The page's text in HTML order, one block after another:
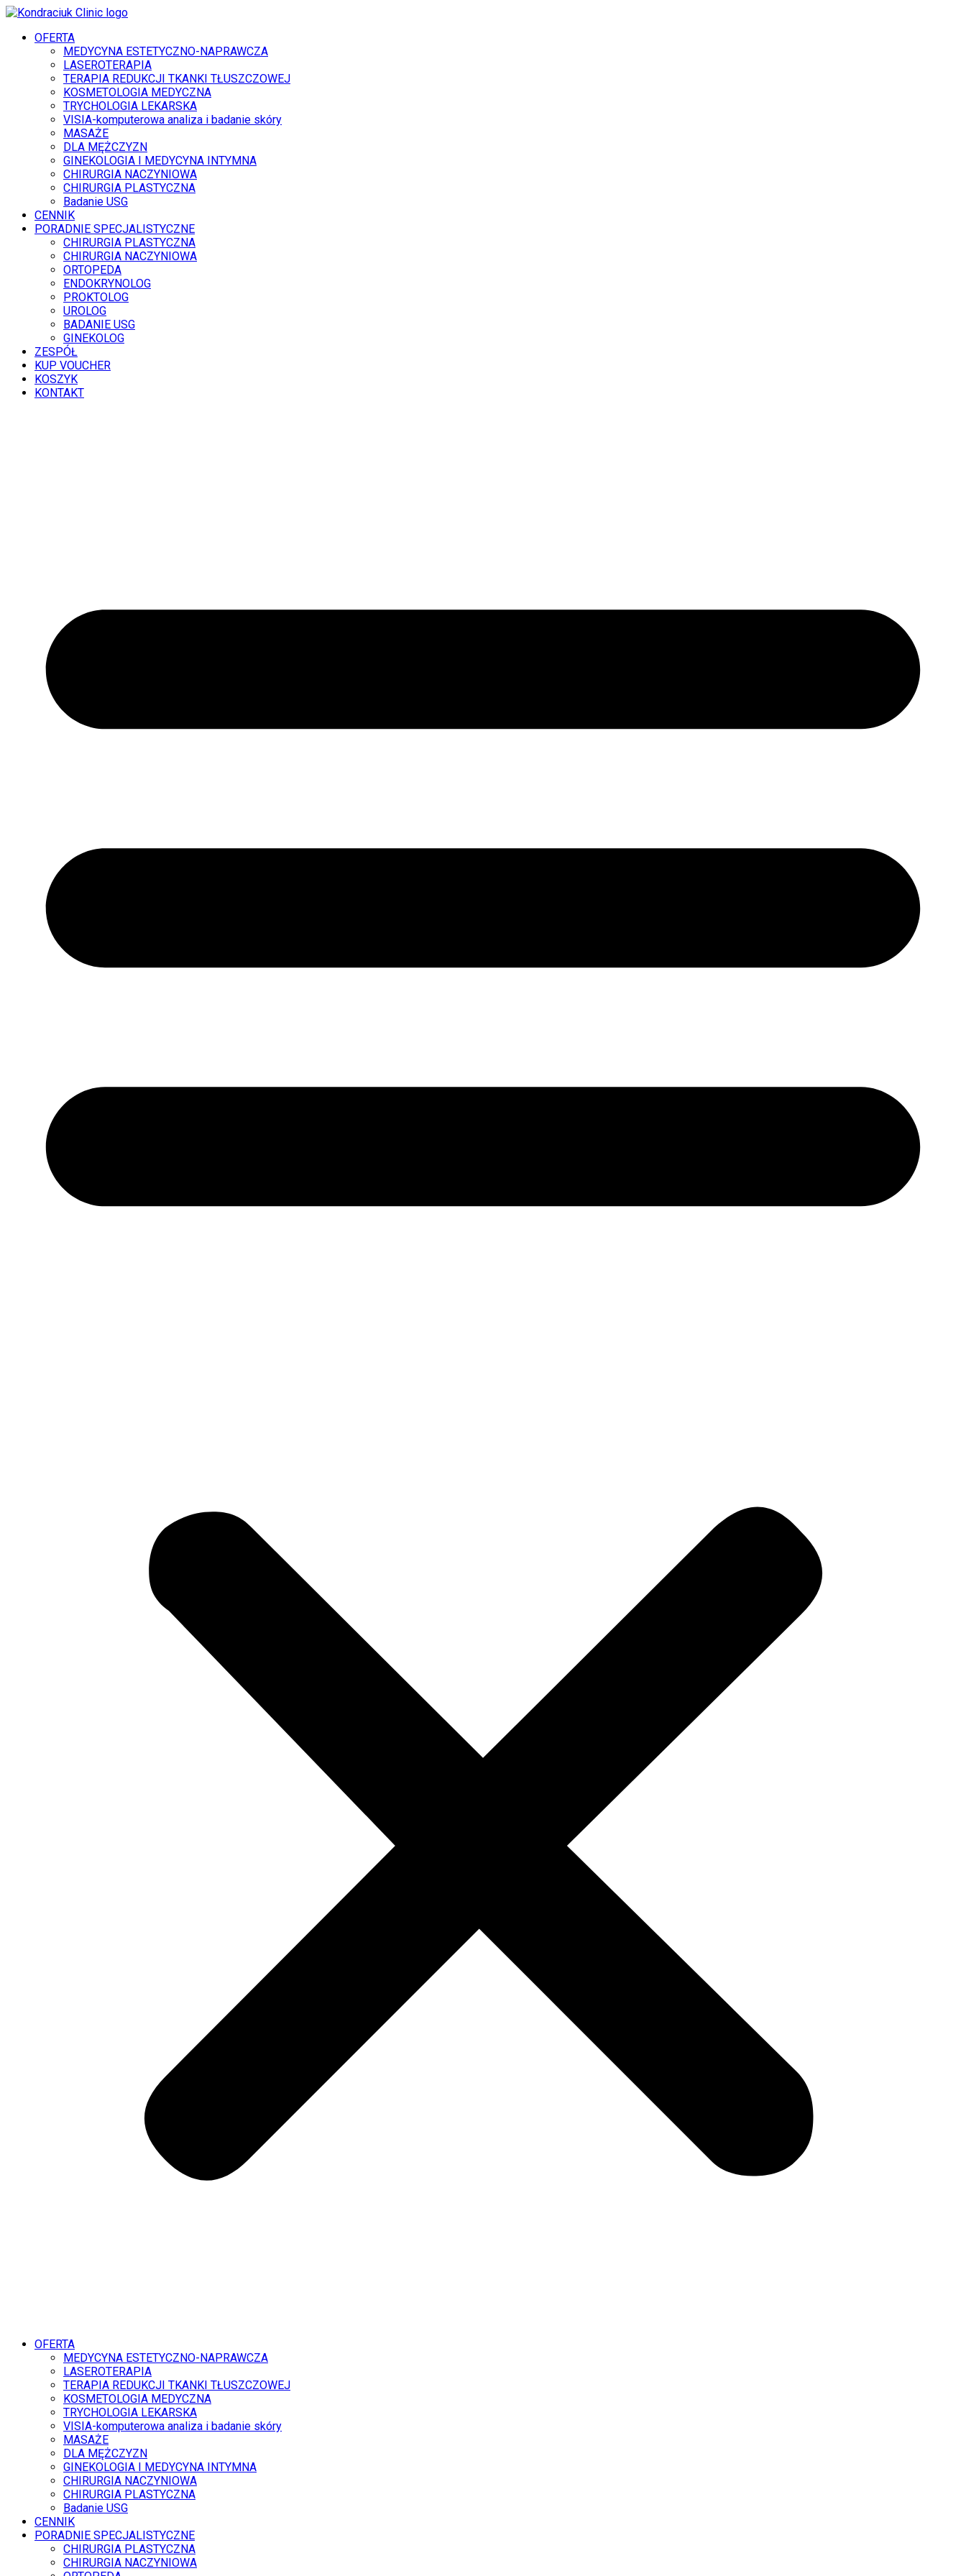
OFERTA
MEDYCYNA ESTETYCZNO-NAPRAWCZA
LASEROTERAPIA
TERAPIA REDUKCJI TKANKI TŁUSZCZOWEJ
KOSMETOLOGIA MEDYCZNA
TRYCHOLOGIA LEKARSKA
VISIA-komputerowa analiza i badanie skóry
MASAŻE
DLA MĘŻCZYZN
GINEKOLOGIA I MEDYCYNA INTYMNA
CHIRURGIA NACZYNIOWA
CHIRURGIA PLASTYCZNA
Badanie USG
CENNIK
PORADNIE SPECJALISTYCZNE
CHIRURGIA PLASTYCZNA
CHIRURGIA NACZYNIOWA
ORTOPEDA
ENDOKRYNOLOG
PROKTOLOG
UROLOG
BADANIE USG
GINEKOLOG
ZESPÓŁ
KUP VOUCHER
KOSZYK
KONTAKT
OFERTA
MEDYCYNA ESTETYCZNO-NAPRAWCZA
LASEROTERAPIA
TERAPIA REDUKCJI TKANKI TŁUSZCZOWEJ
KOSMETOLOGIA MEDYCZNA
TRYCHOLOGIA LEKARSKA
VISIA-komputerowa analiza i badanie skóry
MASAŻE
DLA MĘŻCZYZN
GINEKOLOGIA I MEDYCYNA INTYMNA
CHIRURGIA NACZYNIOWA
CHIRURGIA PLASTYCZNA
Badanie USG
CENNIK
PORADNIE SPECJALISTYCZNE
CHIRURGIA PLASTYCZNA
CHIRURGIA NACZYNIOWA